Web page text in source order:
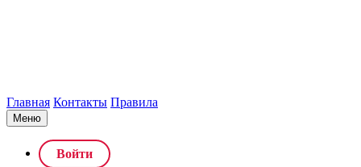
Главная Контакты Правила
Меню
Войти